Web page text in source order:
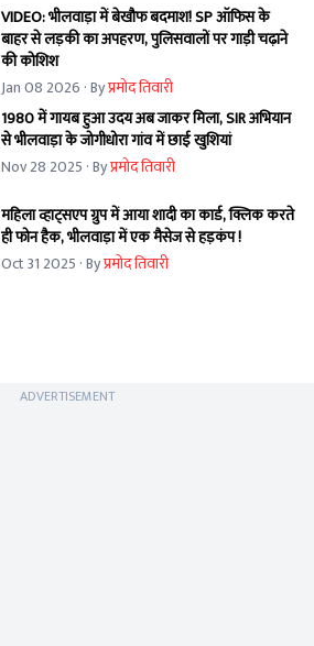
VIDEO: भीलवाड़ा में बेखौफ बदमाश! SP ऑफिस के
बाहर से लड़की का अपहरण, पुलिसवालों पर गाड़ी चढ़ाने
की कोशिश
Jan 08 2026 · Byप्रमोद तिवारी
1980 में गायब हुआ उदय अब जाकर मिला, SIR अभियान
से भीलवाड़ा के जोगीधोरा गांव में छाई खुशियां
Nov 28 2025 · Byप्रमोद तिवारी
महिला व्हाट्सएप ग्रुप में आया शादी का कार्ड, क्लिक करते
ही फोन हैक, भीलवाड़ा में एक मैसेज से हड़कंप !
Oct 31 2025 · Byप्रमोद तिवारी
ADVERTISEMENT